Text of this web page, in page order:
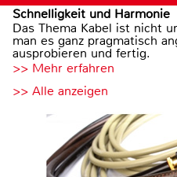
Schnelligkeit und Harmonie
Das Thema Kabel ist nicht
man es ganz pragmatisch
ausprobieren und fertig.
>> Mehr erfahren
>> Alle anzeigen